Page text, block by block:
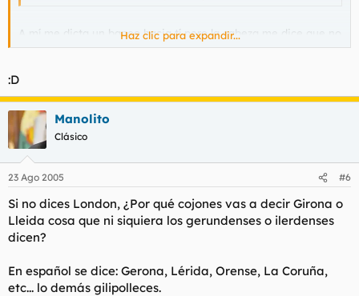
A mí me dicta un baneo hacia tí pero la cabeza me dice que no
tengo el botón correspondiente.
Haz clic para expandir...
:D
Manolito
Clásico
23 Ago 2005 #6
Si no dices London, ¿Por qué cojones vas a decir Girona o
Lleida cosa que ni siquiera los gerundenses o ilerdenses
dicen?
En español se dice: Gerona, Lérida, Orense, La Coruña,
etc... lo demás gilipolleces.